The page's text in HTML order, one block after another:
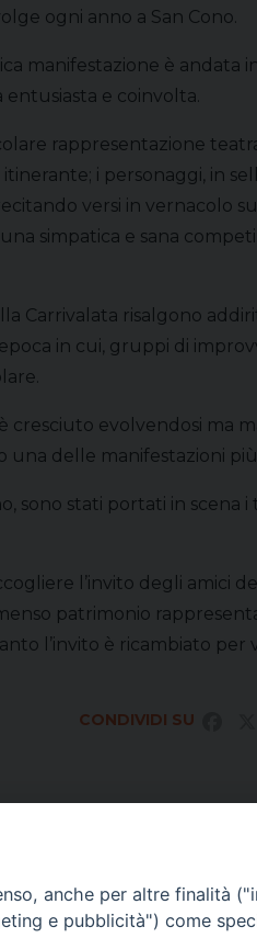
ogni anno a San Cono.
manifestazione è andata
e coinvolta.
rappresentazione
i personaggi, in
versi in vernacolo
simpatica e sana
Carrivalata risalgono
in cui, gruppi di
cresciuto evolvendosi ma
una delle manifestazioni
sono stati portati in scena i
l’invito degli amici
patrimonio
l’invito è ricambiato per
CONDIVIDI SU
anche per altre finalità
e pubblicità") come